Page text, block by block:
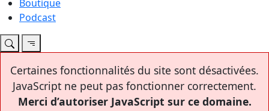
Boutique
Podcast
Certaines fonctionnalités du site sont désactivées.
JavaScript ne peut pas fonctionner correctement.
Merci d’autoriser JavaScript sur ce domaine.